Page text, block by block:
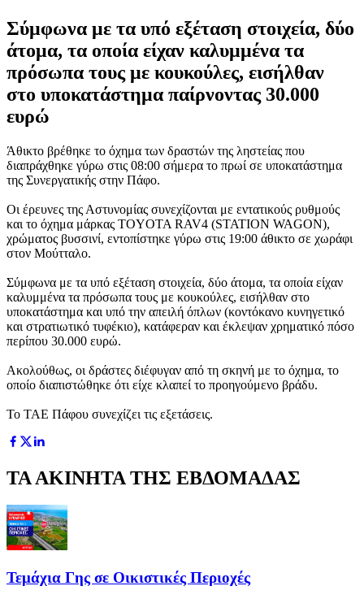
Σύμφωνα με τα υπό εξέταση στοιχεία, δύο
άτομα, τα οποία είχαν καλυμμένα τα
πρόσωπα τους με κουκούλες, εισήλθαν
στο υποκατάστημα παίρνοντας 30.000
ευρώ
Άθικτο βρέθηκε το όχημα των δραστών της ληστείας που
διαπράχθηκε γύρω στις 08:00 σήμερα το πρωί σε υποκατάστημα
της Συνεργατικής στην Πάφο.
Οι έρευνες της Αστυνομίας συνεχίζονται με εντατικούς ρυθμούς
και το όχημα μάρκας TOYOTA RAV4 (STATION WAGON),
χρώματος βυσσινί, εντοπίστηκε γύρω στις 19:00 άθικτο σε χωράφι
στον Μούτταλο.
Σύμφωνα με τα υπό εξέταση στοιχεία, δύο άτομα, τα οποία είχαν
καλυμμένα τα πρόσωπα τους με κουκούλες, εισήλθαν στο
υποκατάστημα και υπό την απειλή όπλων (κοντόκανο κυνηγετικό
και στρατιωτικό τυφέκιο), κατάφεραν και έκλεψαν χρηματικό πόσο
περίπου 30.000 ευρώ.
Ακολούθως, οι δράστες διέφυγαν από τη σκηνή με το όχημα, το
οποίο διαπιστώθηκε ότι είχε κλαπεί το προηγούμενο βράδυ.
Το ΤΑΕ Πάφου συνεχίζει τις εξετάσεις.
ΤΑ ΑΚΙΝΗΤΑ ΤΗΣ ΕΒΔΟΜΑΔΑΣ
Τεμάχια Γης σε Οικιστικές Περιοχές